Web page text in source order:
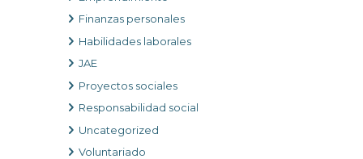
Finanzas personales
Habilidades laborales
JAE
Proyectos sociales
Responsabilidad social
Uncategorized
Voluntariado